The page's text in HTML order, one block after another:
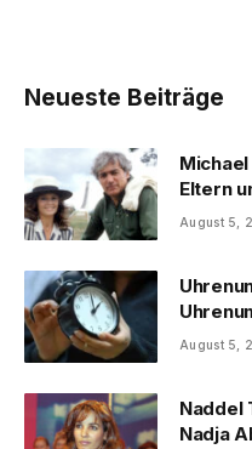
Neueste Beiträge
Eltern
August 5,
August 5,
Naddel
Nadja